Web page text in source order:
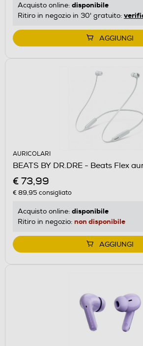
Acquisto online: disponibile
Ritiro in negozio in 30' gratuito:
AGGIUNGI
AURICOLARI
BEATS BY DR.DRE - Beats Flex
€ 73,99
€ 89,95 consigliato
Acquisto online: disponibile
Ritiro in negozio: non disponibile
AGGIUNGI